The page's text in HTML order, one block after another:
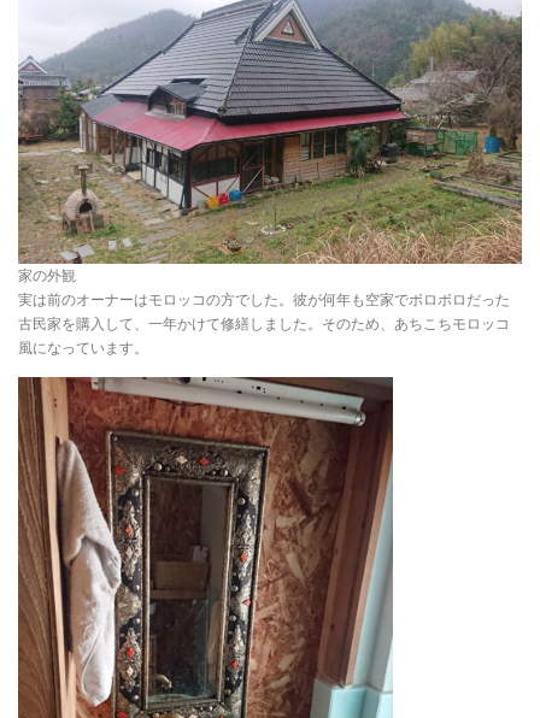
家の外観
実は前のオーナーはモロッコの方でした。彼が何年も空家でボロボロだった
古民家を購入して、一年かけて修繕しました。そのため、あちこちモロッコ
風になっています。